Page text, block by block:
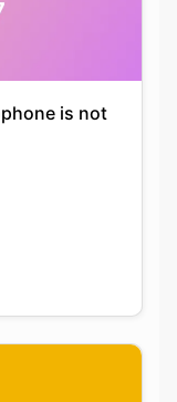
is not